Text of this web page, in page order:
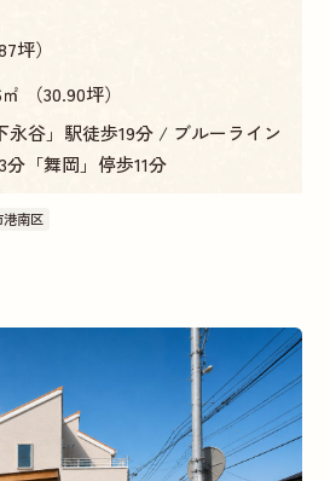
坪）
（30.90坪）
永谷」駅徒歩19分 / ブルーライン
分「舞岡」停歩11分
南区